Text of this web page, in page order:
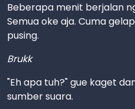
Beberapa menit berjalan
Semua oke aja. Cuma
pusing.
Brukk
"Eh apa tuh?" gue kaget
sumber suara.